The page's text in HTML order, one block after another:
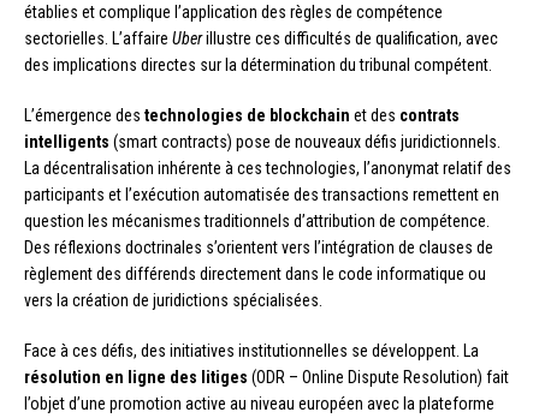
établies et complique l’application des règles de compétence
sectorielles. L’affaire Uberillustre ces difficultés de qualification, avec
des implications directes sur la détermination du tribunal compétent.
L’émergence des technologies de blockchain et des contrats
intelligents (smart contracts) pose de nouveaux défis juridictionnels.
La décentralisation inhérente à ces technologies, l’anonymat relatif des
participants et l’exécution automatisée des transactions remettent en
question les mécanismes traditionnels d’attribution de compétence.
Des réflexions doctrinales s’orientent vers l’intégration de clauses de
règlement des différends directement dans le code informatique ou
vers la création de juridictions spécialisées.
Face à ces défis, des initiatives institutionnelles se développent. La
résolution en ligne des litiges (ODR – Online Dispute Resolution) fait
l’objet d’une promotion active au niveau européen avec la plateforme